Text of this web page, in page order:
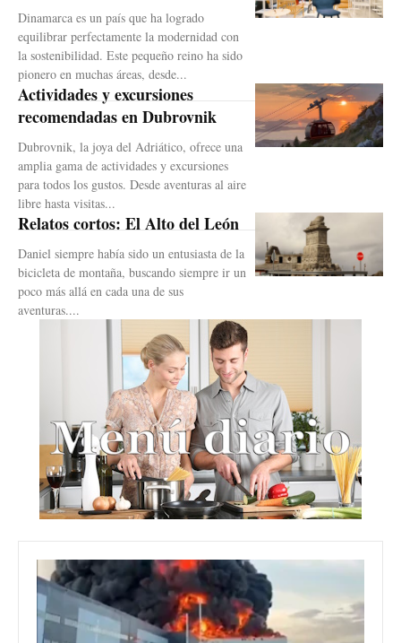
Dinamarca es un país que ha logrado
equilibrar perfectamente la modernidad con
la sostenibilidad. Este pequeño reino ha sido
pionero en muchas áreas, desde...
Actividades y excursiones
recomendadas en Dubrovnik
Dubrovnik, la joya del Adriático, ofrece una
amplia gama de actividades y excursiones
para todos los gustos. Desde aventuras al aire
libre hasta visitas...
Relatos cortos: El Alto del León
Daniel siempre había sido un entusiasta de la
bicicleta de montaña, buscando siempre ir un
poco más allá en cada una de sus
aventuras....